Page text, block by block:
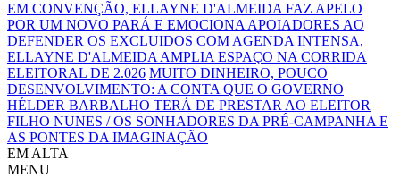
EM CONVENÇÃO, ELLAYNE D'ALMEIDA FAZ APELO
POR UM NOVO PARÁ E EMOCIONA APOIADORES AO
DEFENDER OS EXCLUIDOS COM AGENDA INTENSA,
ELLAYNE D'ALMEIDA AMPLIA ESPAÇO NA CORRIDA
ELEITORAL DE 2.026 MUITO DINHEIRO, POUCO
DESENVOLVIMENTO: A CONTA QUE O GOVERNO
HÉLDER BARBALHO TERÁ DE PRESTAR AO ELEITOR
FILHO NUNES / OS SONHADORES DA PRÉ-CAMPANHA E
AS PONTES DA IMAGINAÇÃO
EM ALTA
MENU